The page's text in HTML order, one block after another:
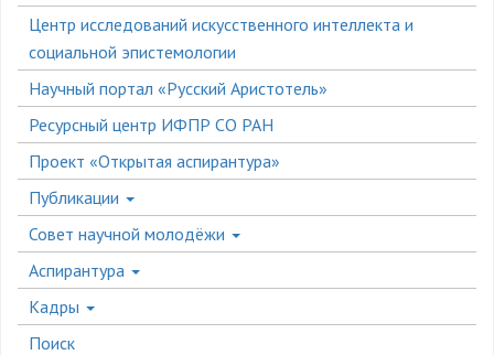
Центр исследований искусственного интеллекта и
социальной эпистемологии
Научный портал «Русский Аристотель»
Ресурсный центр ИФПР СО РАН
Проект «Открытая аспирантура»
Публикации
Совет научной молодёжи
Аспирантура
Кадры
Поиск